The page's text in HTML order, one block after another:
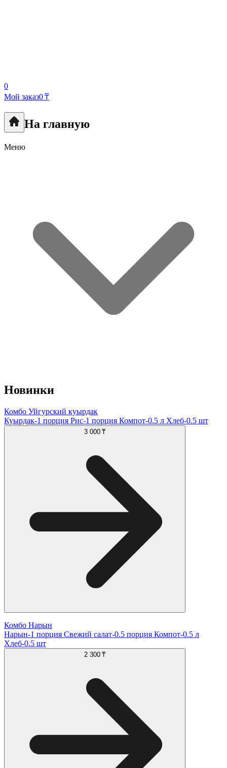
0
Мой заказ0 ₸
На главную
Меню
Новинки
Комбо Уйгурский куырдак
Куырдак-1 порция Рис-1 порция Компот-0.5 л Хлеб-0.5 шт
3 000 ₸
Комбо Нарын
Нарын-1 порция Свежий салат-0.5 порция Компот-0.5 л
Хлеб-0.5 шт
2 300 ₸